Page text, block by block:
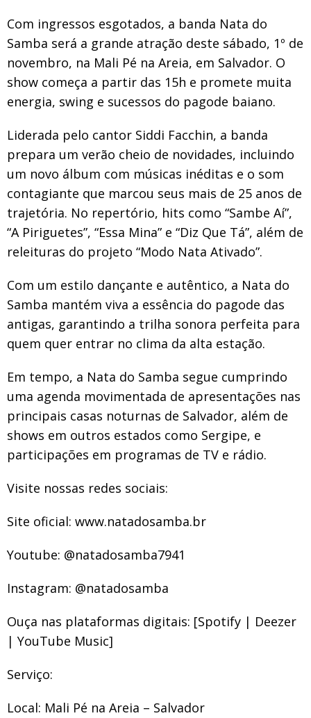
Com ingressos esgotados, a banda Nata do
Samba será a grande atração deste sábado, 1º de
novembro, na Mali Pé na Areia, em Salvador. O
show começa a partir das 15h e promete muita
energia, swing e sucessos do pagode baiano.
Liderada pelo cantor Siddi Facchin, a banda
prepara um verão cheio de novidades, incluindo
um novo álbum com músicas inéditas e o som
contagiante que marcou seus mais de 25 anos de
trajetória. No repertório, hits como “Sambe Aí”,
“A Piriguetes”, “Essa Mina” e “Diz Que Tá”, além de
releituras do projeto “Modo Nata Ativado”.
Com um estilo dançante e autêntico, a Nata do
Samba mantém viva a essência do pagode das
antigas, garantindo a trilha sonora perfeita para
quem quer entrar no clima da alta estação.
Em tempo, a Nata do Samba segue cumprindo
uma agenda movimentada de apresentações nas
principais casas noturnas de Salvador, além de
shows em outros estados como Sergipe, e
participações em programas de TV e rádio.
Visite nossas redes sociais:
Site oficial: www.natadosamba.br
Youtube: @natadosamba7941
Instagram: @natadosamba
Ouça nas plataformas digitais: [Spotify | Deezer
| YouTube Music]
Serviço:
Local: Mali Pé na Areia – Salvador